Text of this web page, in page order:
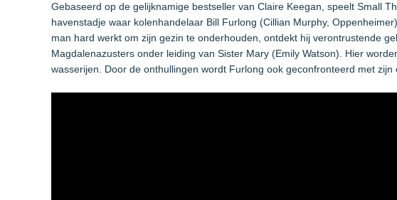
Gebaseerd op de gelijknamige bestseller van Claire Keegan, speelt Small
havenstadje waar kolenhandelaar Bill Furlong (Cillian Murphy,
man hard werkt om zijn gezin te onderhouden, ontdekt hij verontrustende
Magdalenazusters onder leiding van Sister Mary (Emily Watson). Hier
wasserijen. Door de onthullingen wordt Furlong ook geconfronteerd met